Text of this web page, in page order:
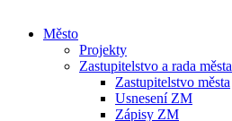
Město
Projekty
Zastupitelstvo a rada města
Zastupitelstvo města
Usnesení ZM
Zápisy ZM